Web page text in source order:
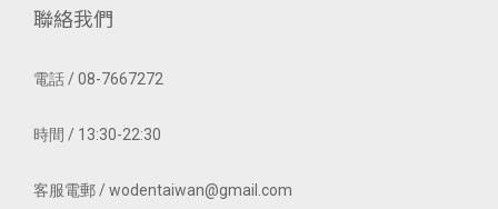
聯絡我們
電話 / 08-7667272
時間 / 13:30-22:30
客服電郵 / wodentaiwan@gmail.com